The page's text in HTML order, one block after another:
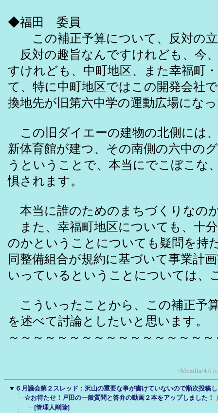
◆福田 委員
この補正予算について、反対の立
反対の趣旨なんですけれども、今
すけれども、中町地区、また幸福町
て、特に中町地区ではこの開発会社
換地先が旧第六中学の運動広場にな
この旧ダイエーの建物の北側には
新体育館が建つ、その南側の六中の
うということで、本当にでこぼこな
惧されます。
本当に誰のためのまちづくりなの
また、幸福町地区についても、十
のかということについても疑問を持
同整備組合が規約に基づいて事業計
いっているということについては、
こういったことから、この補正予
を述べて討論としたいと思います。
～～～～～～～～～～～～～～～～
<Mozilla/4.0
▼ ６月議会第２スレッド：沢山の重要な事が書けていないので順次投稿
☆お待たせ！戸田の一般質問と答弁の動画２本をアップしました！
[管理人削除]